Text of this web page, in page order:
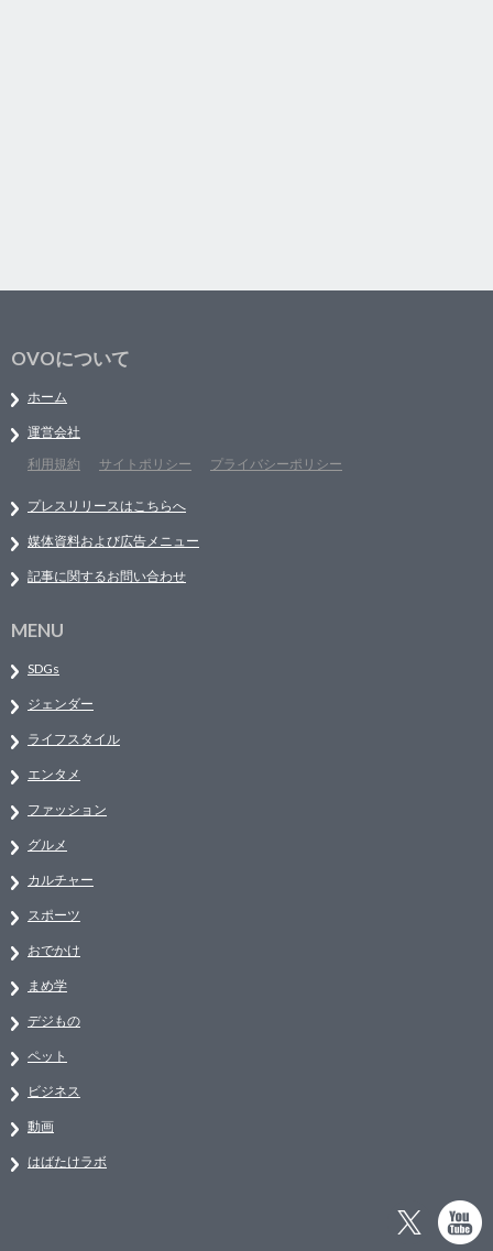
OVOについて
ホーム
運営会社
利用規約
サイトポリシー プライバシーポリシー
プレスリリースはこちらへ
媒体資料および広告メニュー
記事に関するお問い合わせ
MENU
SDGs
ジェンダー
ライフスタイル
エンタメ
ファッション
グルメ
カルチャー
スポーツ
おでかけ
まめ学
デジもの
ペット
ビジネス
動画
はばたけラボ